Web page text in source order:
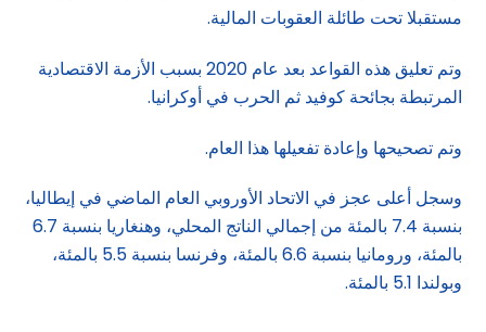
مستقبلا تحت طائلة العقوبات المالية.
وتم تعليق هذه القواعد بعد عام 2020 بسبب الأزمة الاقتصادية
المرتبطة بجائحة كوفيد ثم الحرب في أوكرانيا.
وتم تصحيحها وإعادة تفعيلها هذا العام.
وسجل أعلى عجز في الاتحاد الأوروبي العام الماضي في إيطاليا،
بنسبة 7.4 بالمئة من إجمالي الناتج المحلي، وهنغاريا بنسبة 6.7
بالمئة، ورومانيا بنسبة 6.6 بالمئة، وفرنسا بنسبة 5.5 بالمئة،
وبولندا 5.1 بالمئة.